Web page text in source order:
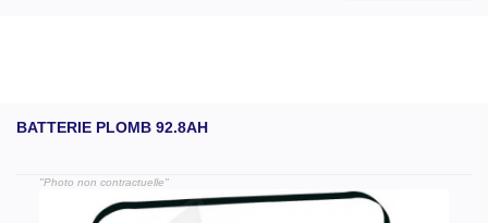
BATTERIE PLOMB 92.8AH
"Photo non contractuelle"